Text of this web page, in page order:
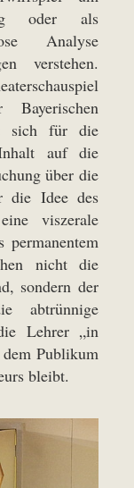
oder als
Analyse
verstehen.
sich für die
auf die
über die
die Idee des
viszerale
permanentem
nicht die
sondern der
abtrünnige
Lehrer „in
dem Publikum
bleibt.